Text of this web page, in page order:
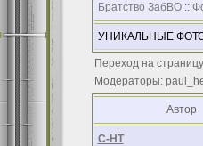
Братство ЗабВО::
УНИКАЛЬНЫЕ
Переход на страницу
Модераторы:
Автор
С-НТ